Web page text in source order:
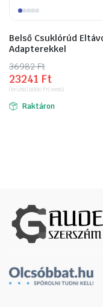
Belső Csuklórúd
Adapterekkel
36982Ft
Original
price
was:
36982 Ft.
23241 Ft
Current
price
is:
23241 Ft.
(bruttó)18300 Ft(nettó)
Raktáron